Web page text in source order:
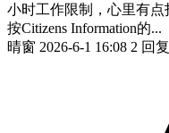
小时工作限制，心里有
按Citizens Information的...
晴窗 2026-6-1 16:08 2 回复